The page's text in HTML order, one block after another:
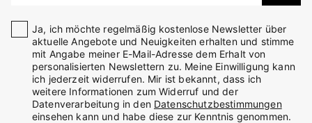
Ja, ich möchte regelmäßig kostenlose Newsletter über
aktuelle Angebote und Neuigkeiten erhalten und stimme
mit Angabe meiner E-Mail-Adresse dem Erhalt von
personalisierten Newslettern zu. Meine Einwilligung kann
ich jederzeit widerrufen. Mir ist bekannt, dass ich
weitere Informationen zum Widerruf und der
Datenverarbeitung in den Datenschutzbestimmungen
einsehen kann und habe diese zur Kenntnis genommen.